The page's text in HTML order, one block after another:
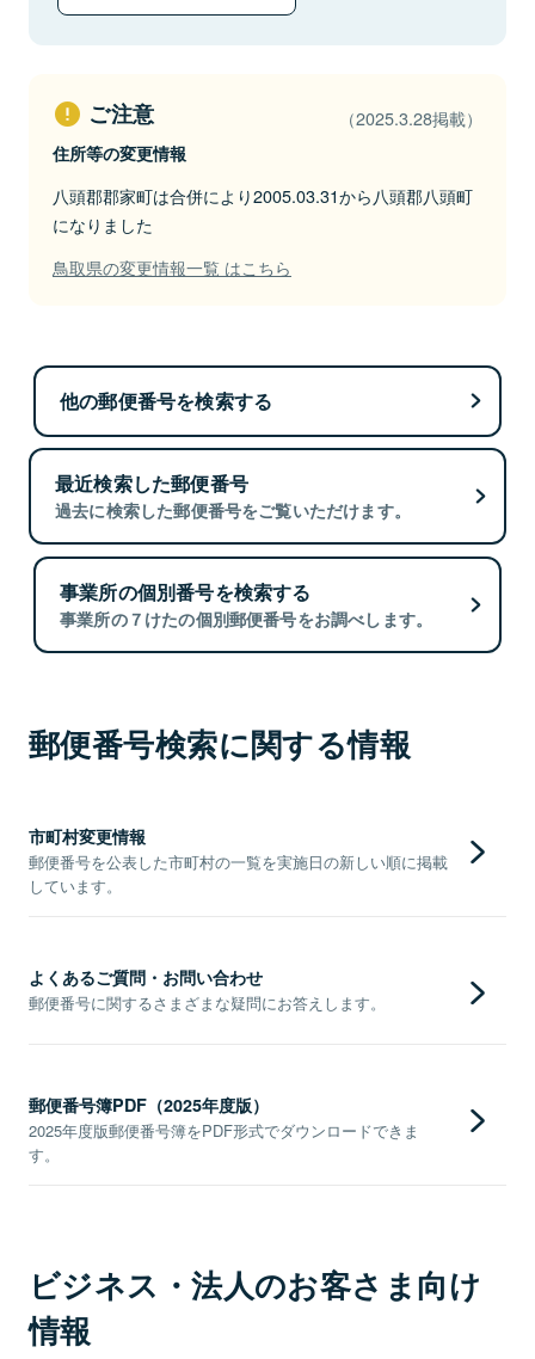
ご注意 （2025.3.28掲載）
住所等の変更情報
八頭郡郡家町は合併により2005.03.31から八頭郡八頭町
になりました
鳥取県の変更情報一覧 はこちら
他の郵便番号を検索する
最近検索した郵便番号
過去に検索した郵便番号をご覧いただけます。
事業所の個別番号を検索する
事業所の７けたの個別郵便番号をお調べします。
郵便番号検索に関する情報
市町村変更情報
郵便番号を公表した市町村の一覧を実施日の新しい順に掲載
しています。
よくあるご質問・お問い合わせ
郵便番号に関するさまざまな疑問にお答えします。
郵便番号簿PDF（2025年度版）
2025年度版郵便番号簿をPDF形式でダウンロードできま
す。
ビジネス・法人のお客さま向け
情報